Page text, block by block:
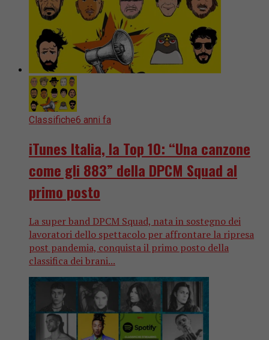
Classifiche6 anni fa
iTunes Italia, la Top 10: “Una canzone
come gli 883” della DPCM Squad al
primo posto
La super band DPCM Squad, nata in sostegno dei
lavoratori dello spettacolo per affrontare la ripresa
post pandemia, conquista il primo posto della
classifica dei brani...